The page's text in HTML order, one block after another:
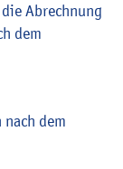
Abrechnung
dem
dem